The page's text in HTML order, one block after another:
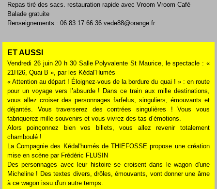
Repas tiré des sacs. restauration rapide avec Vroom Vroom Café
Balade gratuite
Renseignements : 06 83 17 66 36 vede88@orange.fr
ET AUSSI
Vendredi 26 juin 20 h 30 Salle Polyvalente St Maurice, le spectacle : «
21H26, Quai B », par les Kédal'Humés
« Attention au départ ! Éloignez-vous de la bordure du quai ! » : en route
pour un voyage vers l’absurde ! Dans ce train aux mille destinations,
vous allez croiser des personnages farfelus, singuliers, émouvants et
déjantés. Vous traverserez des contrées singulières ! Vous vous
fabriquerez mille souvenirs et vous vivrez des tas d’émotions.
Alors poinçonnez bien vos billets, vous allez revenir totalement
chamboulé !
La Compagnie des Kédal'humés de THIEFOSSE propose une création
mise en scène par Frédéric FLUSIN
Des personnages avec leur histoire se croisent dans le wagon d'une
Micheline ! Des textes divers, drôles, émouvants, vont donner une âme
à ce wagon issu d'un autre temps.